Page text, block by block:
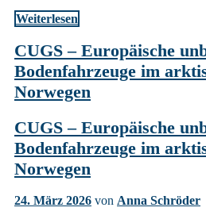
Weiterlesen
CUGS – Europäische
Bodenfahrzeuge im
Norwegen
CUGS – Europäische
Bodenfahrzeuge im
Norwegen
24. März 2026 von Anna Schröder